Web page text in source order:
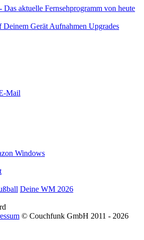
Deinem Gerät Aufnahmen Upgrades
Mail
Windows
Deine WM 2026
© Couchfunk GmbH 2011 - 2026